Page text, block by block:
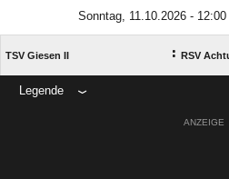
Sonntag, 11.10.2026 -
TSV Giesen II : RSV
Legende
ANZEIGE